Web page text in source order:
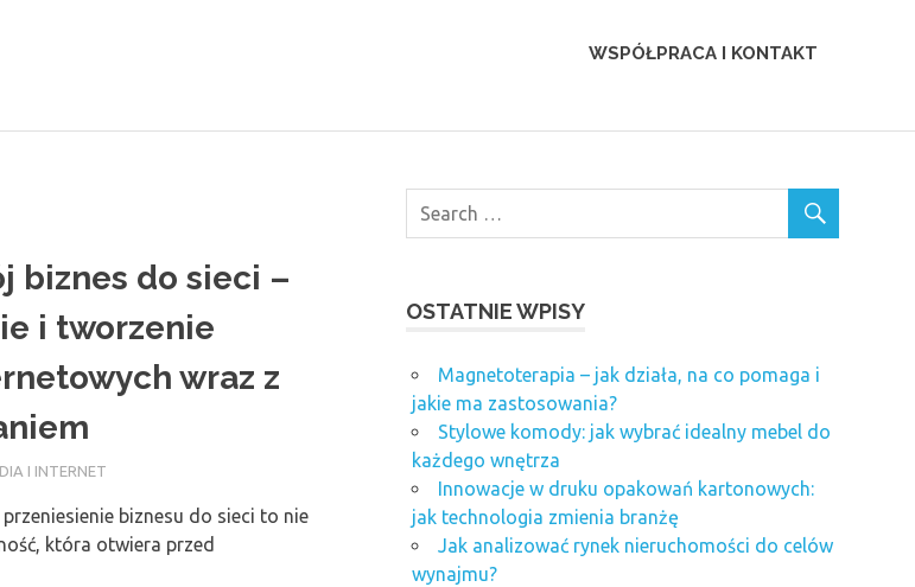
WSPÓŁPRACA I KONTAKT
biznes do sieci –
i tworzenie
wraz z
I INTERNET
biznesu do sieci to nie
która otwiera przed
OSTATNIE WPISY
Magnetoterapia – jak działa, na co pomaga i
jakie ma zastosowania?
Stylowe komody: jak wybrać idealny mebel do
każdego wnętrza
Innowacje w druku opakowań kartonowych:
jak technologia zmienia branżę
Jak analizować rynek nieruchomości do celów
wynajmu?